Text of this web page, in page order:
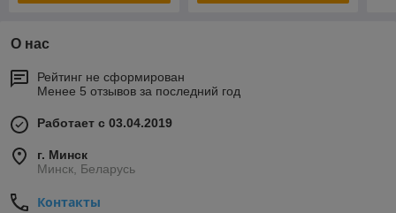
О нас
Рейтинг не сформирован
Менее 5 отзывов за последний год
Работает с 03.04.2019
г. Минск
Минск, Беларусь
Контакты